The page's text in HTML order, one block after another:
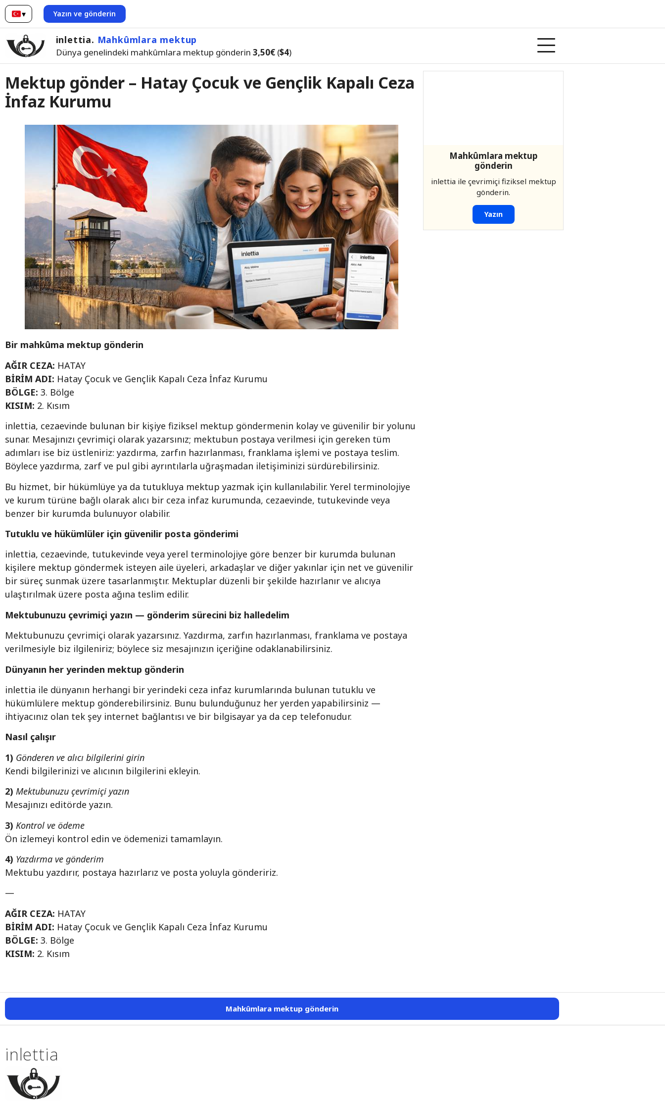
▾
Türkçe
Yazın ve gönderin
inlettia. Mahkûmlara mektup
Dünya genelindeki mahkûmlara mektup gönderin 3,50€ ($4)
Mektup gönder – Hatay Çocuk ve Gençlik Kapalı Ceza
İnfaz Kurumu
Bir mahkûma mektup gönderin
AĞIR CEZA: HATAY
BİRİM ADI: Hatay Çocuk ve Gençlik Kapalı Ceza İnfaz Kurumu
BÖLGE: 3. Bölge
KISIM: 2. Kısım
inlettia, cezaevinde bulunan bir kişiye fiziksel mektup göndermenin kolay ve güvenilir bir yolunu
sunar. Mesajınızı çevrimiçi olarak yazarsınız; mektubun postaya verilmesi için gereken tüm
adımları ise biz üstleniriz: yazdırma, zarfın hazırlanması, franklama işlemi ve postaya teslim.
Böylece yazdırma, zarf ve pul gibi ayrıntılarla uğraşmadan iletişiminizi sürdürebilirsiniz.
Bu hizmet, bir hükümlüye ya da tutukluya mektup yazmak için kullanılabilir. Yerel terminolojiye
ve kurum türüne bağlı olarak alıcı bir ceza infaz kurumunda, cezaevinde, tutukevinde veya
benzer bir kurumda bulunuyor olabilir.
Tutuklu ve hükümlüler için güvenilir posta gönderimi
inlettia, cezaevinde, tutukevinde veya yerel terminolojiye göre benzer bir kurumda bulunan
kişilere mektup göndermek isteyen aile üyeleri, arkadaşlar ve diğer yakınlar için net ve güvenilir
bir süreç sunmak üzere tasarlanmıştır. Mektuplar düzenli bir şekilde hazırlanır ve alıcıya
ulaştırılmak üzere posta ağına teslim edilir.
Mektubunuzu çevrimiçi yazın — gönderim sürecini biz halledelim
Mektubunuzu çevrimiçi olarak yazarsınız. Yazdırma, zarfın hazırlanması, franklama ve postaya
verilmesiyle biz ilgileniriz; böylece siz mesajınızın içeriğine odaklanabilirsiniz.
Dünyanın her yerinden mektup gönderin
inlettia ile dünyanın herhangi bir yerindeki ceza infaz kurumlarında bulunan tutuklu ve
hükümlülere mektup gönderebilirsiniz. Bunu bulunduğunuz her yerden yapabilirsiniz —
ihtiyacınız olan tek şey internet bağlantısı ve bir bilgisayar ya da cep telefonudur.
Nasıl çalışır
1) Gönderen ve alıcı bilgilerini girin
Kendi bilgilerinizi ve alıcının bilgilerini ekleyin.
2) Mektubunuzu çevrimiçi yazın
Mesajınızı editörde yazın.
3) Kontrol ve ödeme
Ön izlemeyi kontrol edin ve ödemenizi tamamlayın.
4) Yazdırma ve gönderim
Mektubu yazdırır, postaya hazırlarız ve posta yoluyla göndeririz.
—
AĞIR CEZA: HATAY
BİRİM ADI: Hatay Çocuk ve Gençlik Kapalı Ceza İnfaz Kurumu
BÖLGE: 3. Bölge
KISIM: 2. Kısım
Mahkûmlara mektup
gönderin
inlettia ile çevrimiçi fiziksel mektup
gönderin.
Yazın
Mahkûmlara mektup gönderin
inlettia